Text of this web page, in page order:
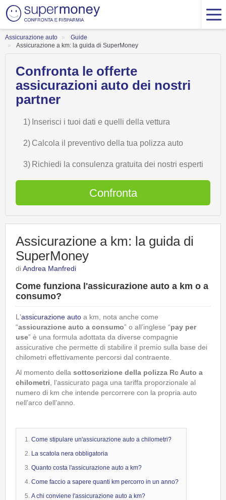
Assicurazione auto
Guide
Assicurazione a km: la guida di SuperMoney
Confronta le offerte
assicurazioni auto dei nostri
partner
1) Inserisci i tuoi dati e quelli della vettura
2) Calcola il preventivo della tua polizza auto
3) Richiedi la consulenza gratuita dei nostri esperti
Confronta
Assicurazione a km: la guida di
SuperMoney
diAndrea Manfredi
Come funziona l'assicurazione auto a km o a
consumo?
L'assicurazione auto a km, nota anche come
“assicurazione auto a consumo” o all’inglese “pay per
use” è una formula adottata da diverse compagnie
assicurative che permette di stabilire il premio sulla base dei
chilometri effettivamente percorsi dal contraente.
Al momento della sottoscrizione della polizza Rc Auto a
chilometri , l’assicurato paga una tariffa proporzionale al
numero di km che intende percorrere con la propria auto
nell’arco dell’anno.
Come stipulare un'assicurazione auto a chilometri?
La scatola nera obbligatoria
Quanto costa l'assicurazione auto a km?
Come faccio a sapere quanti km percorro in un anno?
A chi conviene l'assicurazione auto a km?